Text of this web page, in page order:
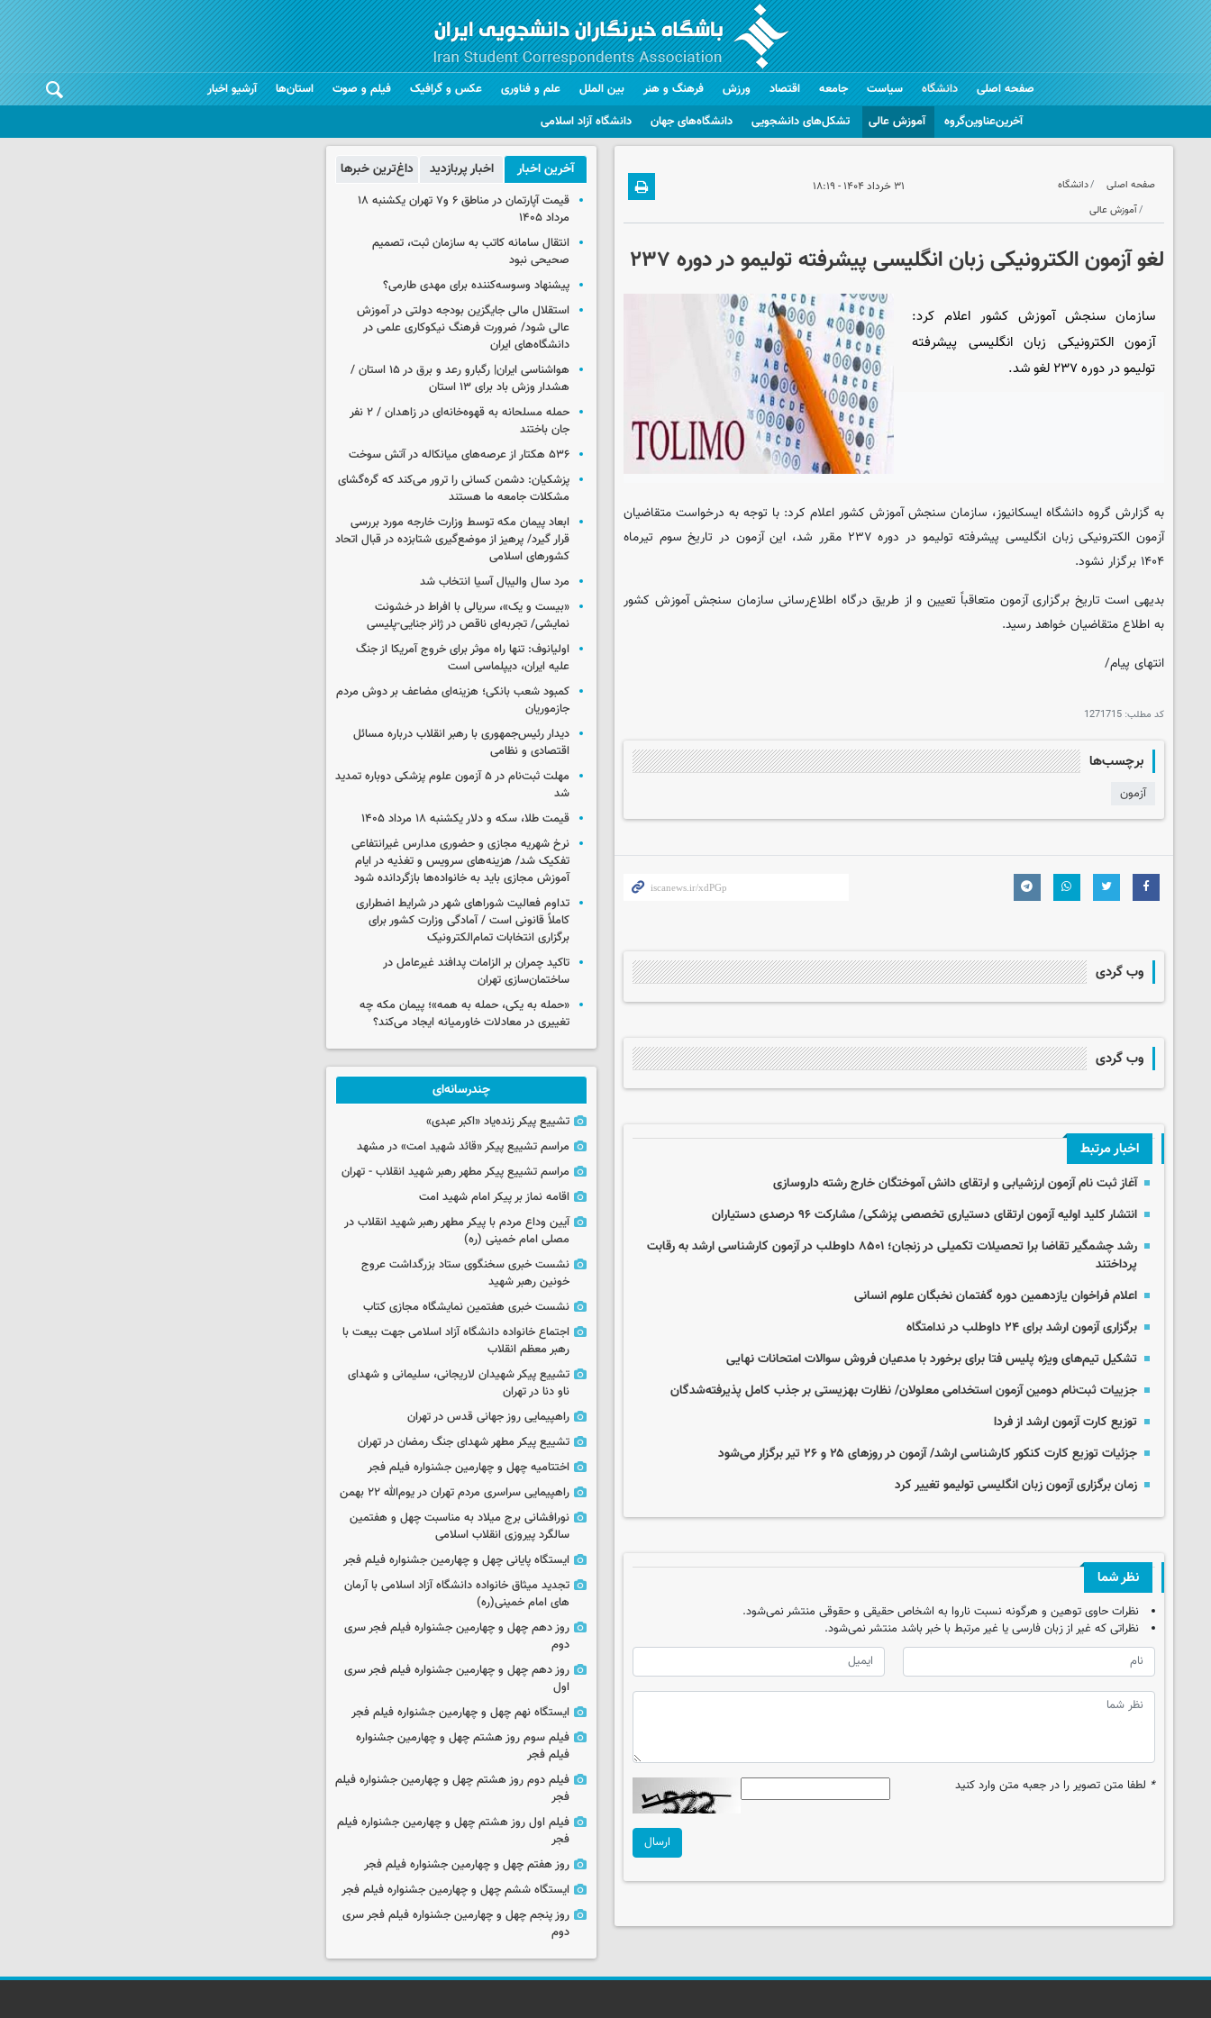
صفحه اصلی
دانشگاه
آخرین‌عناوین‌گروه
آموزش عالی تشکل‌های دانشجویی دانشگاه‌های جهان دانشگاه آزاد اسلامی
سیاست جامعه اقتصاد ورزش فرهنگ و هنر بین الملل علم و فناوری عکس و گرافیک فیلم و صوت استان‌ها آرشیو اخبار
صفحه اصلی
دانشگاه
آموزش عالی
۳۱ خرداد ۱۴۰۴ - ۱۸:۱۹
لغو آزمون الکترونیکی زبان انگلیسی پیشرفته تولیمو در دوره ۲۳۷
سازمان سنجش آموزش کشور اعلام کرد:
آزمون الکترونیکی زبان انگلیسی پیشرفته
تولیمو در دوره ۲۳۷ لغو شد.
به گزارش گروه دانشگاه ایسکانیوز، سازمان سنجش آموزش کشور اعلام کرد: با توجه به درخواست متقاضیان
آزمون الکترونیکی زبان انگلیسی پیشرفته تولیمو در دوره ۲۳۷ مقرر شد، این آزمون در تاریخ سوم تیرماه
۱۴۰۴ برگزار نشود.
بدیهی است تاریخ برگزاری آزمون متعاقباً تعیین و از طریق درگاه اطلاع‌رسانی سازمان سنجش آموزش کشور
به اطلاع متقاضیان خواهد رسید.
انتهای پیام/
کد مطلب: 1271715
برچسب‌ها
آزمون
وب گردی
وب گردی
اخبار مرتبط
آغاز ثبت نام آزمون‌ ارزشیابی و ارتقای دانش آموختگان خارج رشته داروسازی
انتشار کلید اولیه آزمون ارتقای دستیاری تخصصی پزشکی/ مشارکت ۹۶ درصدی دستیاران
رشد چشمگیر تقاضا برا تحصیلات تکمیلی در زنجان؛ ۸۵۰۱ داوطلب در آزمون کارشناسی ارشد به رقابت
پرداختند
اعلام فراخوان یازدهمین دوره گفتمان نخبگان علوم انسانی
برگزاری آزمون ارشد برای ۲۴ داوطلب در ندامتگاه
تشکیل تیم‌های ویژه پلیس فتا برای برخورد با مدعیان فروش سوالات امتحانات نهایی
جزییات ثبت‌نام دومین آزمون استخدامی معلولان/ نظارت بهزیستی بر جذب کامل پذیرفته‌شدگان
توزیع کارت آزمون ارشد از فردا
جزئیات توزیع کارت کنکور کارشناسی ارشد/ آزمون در روزهای ۲۵ و ۲۶ تیر برگزار می‌شود
زمان برگزاری آزمون زبان انگلیسی تولیمو تغییر کرد
نظر شما
نظرات حاوی توهین و هرگونه نسبت ناروا به اشخاص حقیقی و حقوقی منتشر نمی‌شود.
نظراتی که غیر از زبان فارسی یا غیر مرتبط با خبر باشد منتشر نمی‌شود.
* لطفا متن تصویر را در جعبه متن وارد کنید
ارسال
آخرین اخبار اخبار پربازدید داغ‌ترین خبرها
قیمت آپارتمان در مناطق ۶ و۷ تهران یکشنبه ۱۸
مرداد ۱۴۰۵
انتقال سامانه کاتب به سازمان ثبت، تصمیم
صحیحی نبود
پیشنهاد وسوسه‌کننده برای مهدی طارمی؟
استقلال مالی جایگزین بودجه دولتی در آموزش
عالی شود/ ضرورت فرهنگ نیکوکاری علمی در
دانشگاه‌های ایران
هواشناسی ایران| رگبارو رعد و برق در ۱۵ استان /
هشدار وزش باد برای ۱۳ استان‌
حمله مسلحانه به قهوه‌خانه‌ای در زاهدان / ۲ نفر
جان باختند
۵۳۶ هکتار از عرصه‌های میانکاله در آتش سوخت
پزشکیان: دشمن کسانی را ترور می‌کند که گره‌گشای
مشکلات جامعه ما هستند
ابعاد پیمان مکه توسط وزارت خارجه مورد بررسی
قرار گیرد/ پرهیز از موضع‌گیری شتابزده در قبال اتحاد
کشورهای اسلامی
مرد سال والیبال آسیا انتخاب شد
«بیست و یک»، سریالی با افراط در خشونت
نمایشی/ تجربه‌ای ناقص در ژانر جنایی-پلیسی
اولیانوف: تنها راه موثر برای خروج آمریکا از جنگ
علیه ایران، دیپلماسی است
کمبود شعب بانکی؛ هزینه‌ای مضاعف بر دوش مردم
جازموریان
دیدار رئیس‌جمهوری با رهبر انقلاب درباره مسائل
اقتصادی و نظامی
مهلت ثبت‌نام در ۵ آزمون علوم پزشکی دوباره تمدید
شد
قیمت طلا، سکه و دلار یکشنبه ۱۸ مرداد ۱۴۰۵
نرخ شهریه مجازی و حضوری مدارس غیرانتفاعی
تفکیک شد/ هزینه‌های سرویس و تغذیه در ایام
آموزش مجازی باید به خانواده‌ها بازگردانده شود
تداوم فعالیت شوراهای شهر در شرایط اضطراری
کاملاً قانونی است / آمادگی وزارت کشور برای
برگزاری انتخابات تمام‌الکترونیک
تاکید چمران بر الزامات پدافند غیرعامل در
ساختمان‌سازی تهران
«حمله به یکی، حمله به همه»؛ پیمان مکه چه
تغییری در معادلات خاورمیانه ایجاد می‌کند؟
چندرسانه‌ای
تشییع پیکر زنده‌یاد «اکبر عبدی»
مراسم تشییع پیکر «قائد شهید امت» در مشهد
مراسم تشییع پیکر مطهر رهبر شهید انقلاب - تهران
اقامه نماز بر پیکر امام شهید امت
آیین وداع مردم با پیکر مطهر رهبر شهید انقلاب در
مصلی امام خمینی (ره)
نشست خبری سخنگوی ستاد بزرگداشت عروج
خونین رهبر شهید
نشست خبری هفتمین نمایشگاه مجازی کتاب
اجتماع خانواده دانشگاه آزاد اسلامی جهت بیعت با
رهبر معظم انقلاب
تشییع پیکر شهیدان لاریجانی، سلیمانی و شهدای
ناو دنا در تهران
راهپیمایی روز جهانی قدس در تهران
تشییع پیکر مطهر شهدای جنگ رمضان در تهران
اختتامیه چهل و چهارمین جشنواره فیلم فجر
راهپیمایی سراسری مردم تهران در یوم‌الله ۲۲ بهمن
نورافشانی برج میلاد به مناسبت چهل‌ و هفتمین
سالگرد پیروزی انقلاب اسلامی
ایستگاه پایانی چهل و چهارمین جشنواره فیلم فجر
تجدید میثاق خانواده دانشگاه آزاد اسلامی با آرمان
های امام خمینی(ره)
روز دهم چهل و چهارمین جشنواره فیلم فجر سری
دوم
روز دهم چهل و چهارمین جشنواره فیلم فجر سری
اول
ایستگاه نهم چهل و چهارمین جشنواره فیلم فجر
فیلم سوم روز هشتم چهل و چهارمین جشنواره
فیلم فجر
فیلم دوم روز هشتم چهل و چهارمین جشنواره فیلم
فجر
فیلم اول روز هشتم چهل و چهارمین جشنواره فیلم
فجر
روز هفتم چهل و چهارمین جشنواره فیلم فجر
ایستگاه ششم چهل و چهارمین جشنواره فیلم فجر
روز پنجم چهل و چهارمین جشنواره فیلم فجر سری
دوم